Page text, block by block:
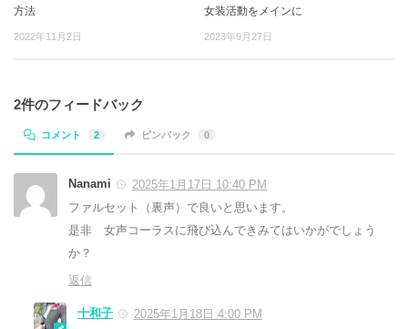
方法
2022年11月2日
女装活動をメインに
2023年9月27日
2件のフィードバック
コメント 2 ピンバック 0
Nanami
2025年1月17日 10:40 PM
ファルセット（裏声）で良いと思います。
是非 女声コーラスに飛び込んできみてはいかがでしょう
か？
返信
十和子
2025年1月18日 4:00 PM